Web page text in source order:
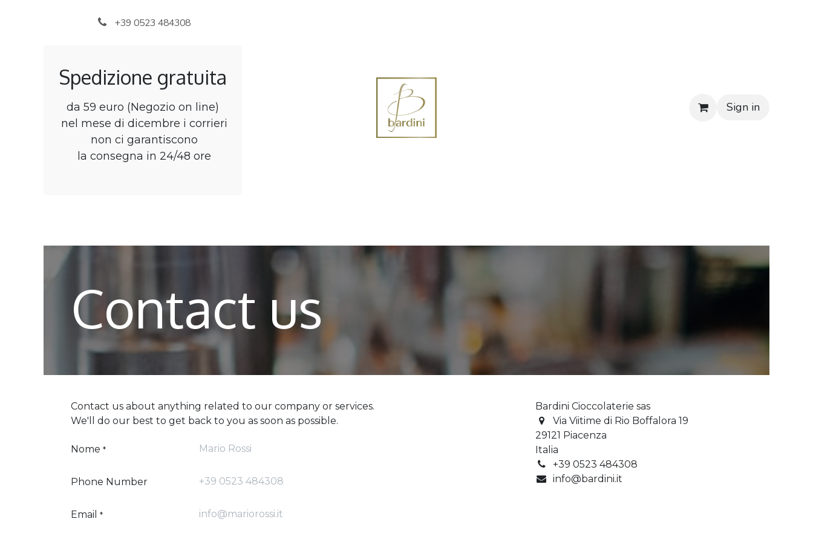
+39 0523 484308
Spedizione gratuita
da 59 euro (Negozio on line)
nel mese di dicembre i corrieri
non ci garantiscono
la consegna in 24/48 ore
Sign in
Contact us
Contact us about anything related to our company or services.
We'll do our best to get back to you as soon as possible.
Nome *
Phone Number
Email *
Bardini Cioccolaterie sas
Via Viitime di Rio Boffalora 19
29121 Piacenza
Italia
+39 0523 484308
info@bardini.it